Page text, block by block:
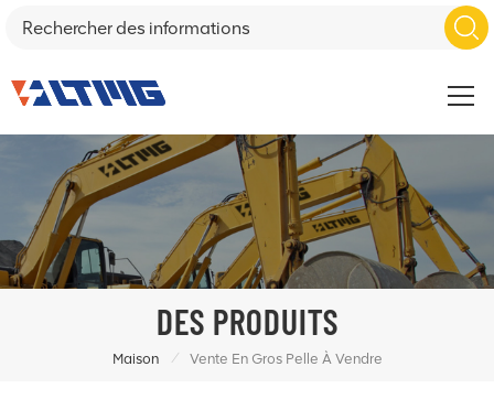
DES PRODUITS
Maison / Vente En Gros Pelle À Vendre